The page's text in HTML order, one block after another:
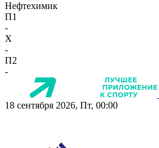
Нефтехимик
П1
-
X
-
П2
-
18 сентября 2026, Пт, 00:00